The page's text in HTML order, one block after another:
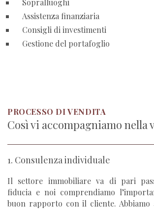
Sopralluoghi
Assistenza finanziaria
Consigli di investimenti
Gestione del portafoglio
PROCESSO DI VENDITA
Così vi accompagniamo nella
1. Consulenza individuale
Il settore immobiliare va di pari
fiducia e noi comprendiamo
buon rapporto con il cliente. Abbiamo